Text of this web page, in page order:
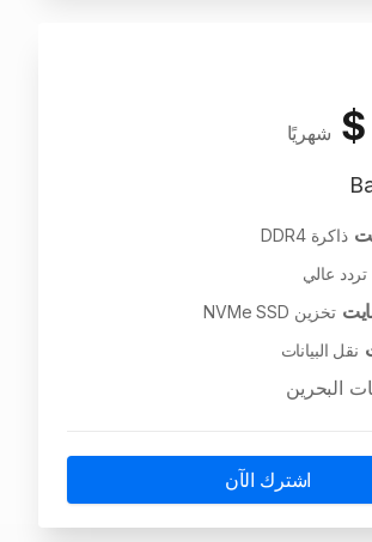
$ شهريًا
ذاكرة DDR4
تردد عالي
تخزين NVMe SSD
نقل البيانات
البحرين
اشترك الآن